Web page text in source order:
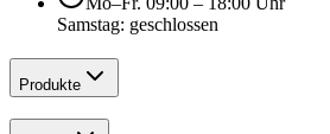
Samstag: geschlossen
Produkte